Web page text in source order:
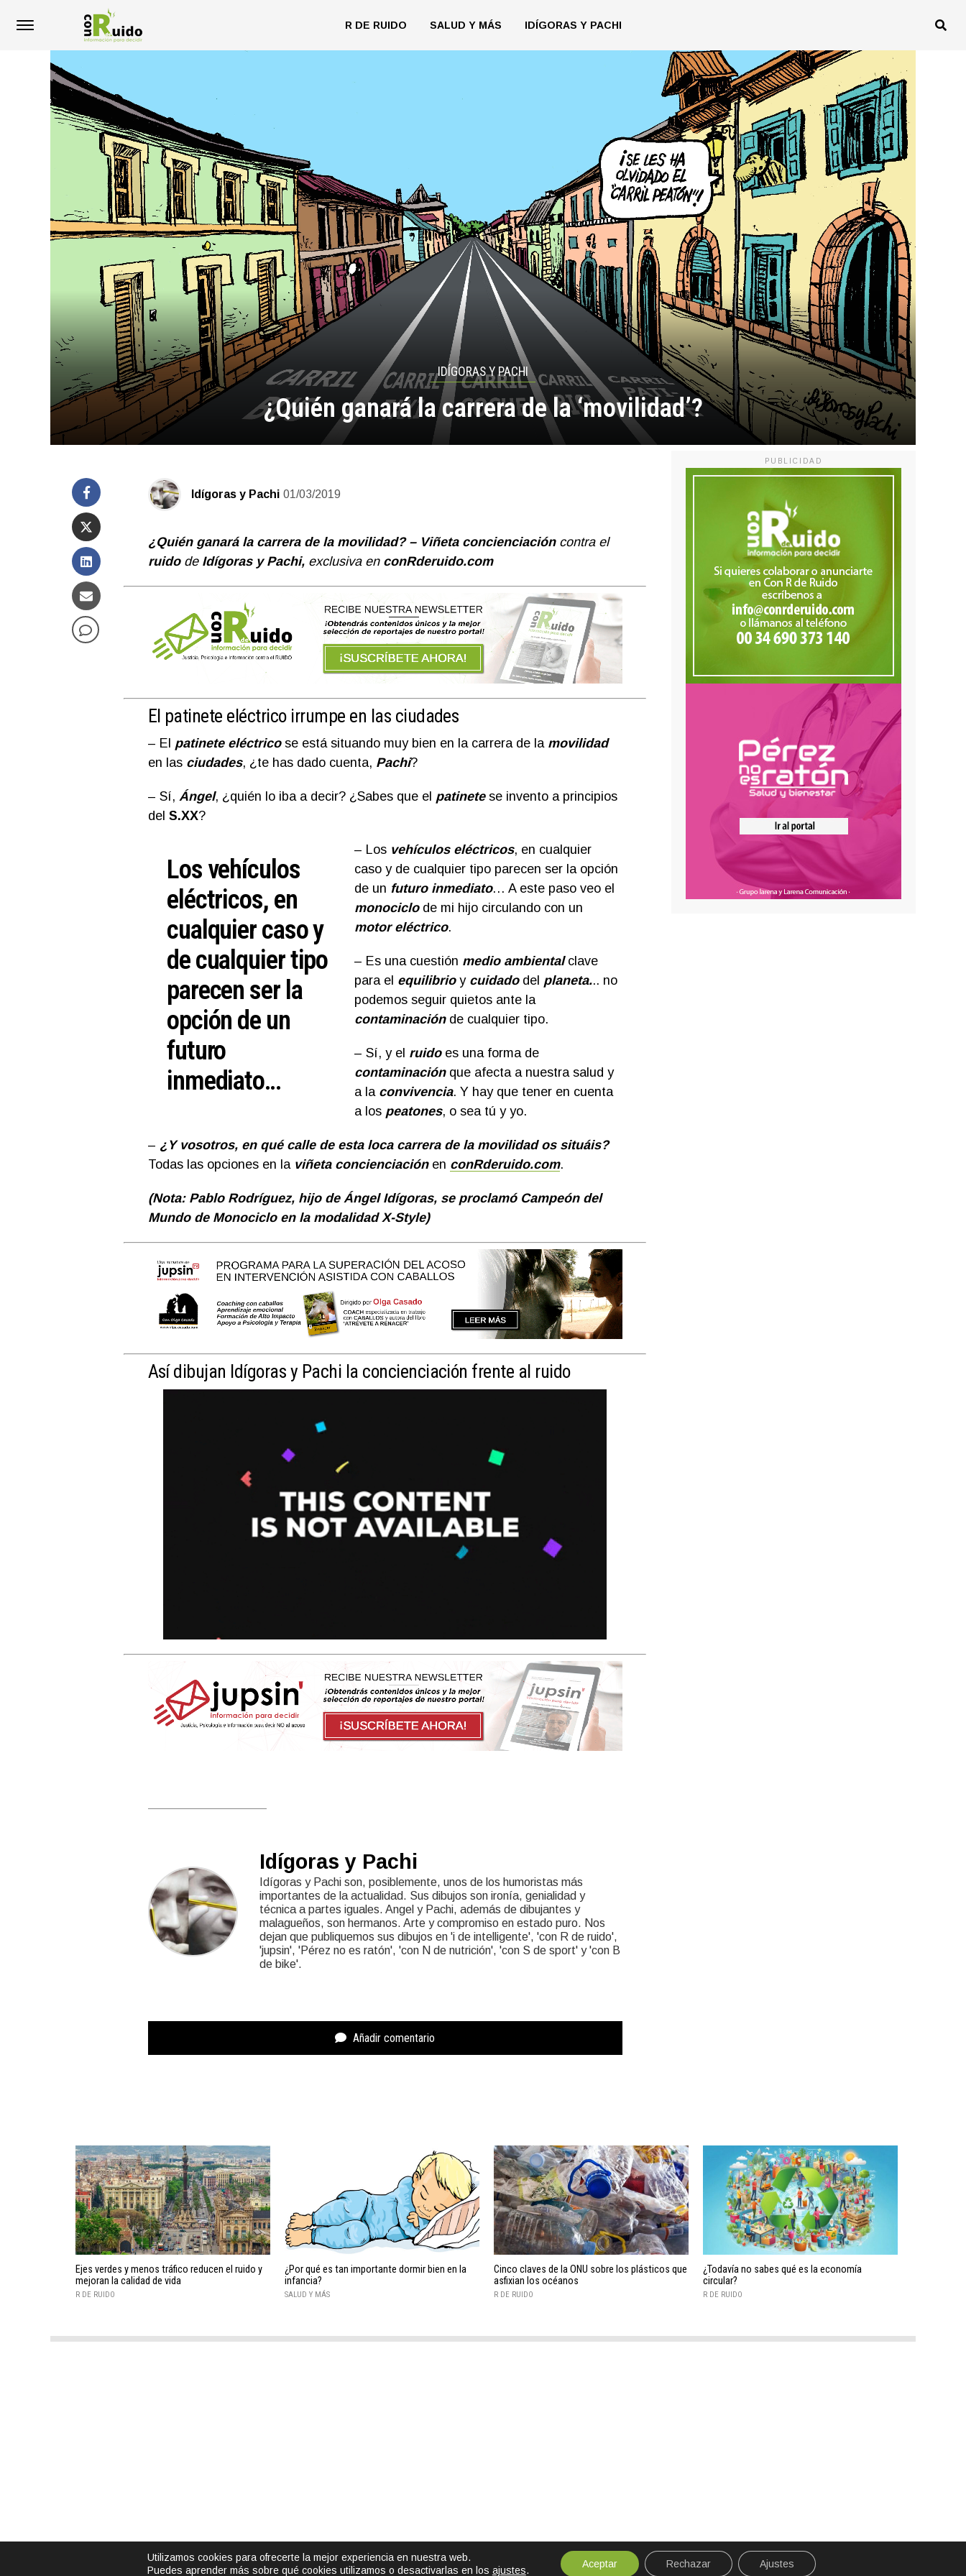
R DE RUIDO SALUD Y MÁS IDÍGORAS Y PACHI
IDÍGORAS Y PACHI
¿Quién ganará la carrera de la ‘movilidad’?
Idígoras y Pachi 01/03/2019
¿Quién ganará la carrera de la movilidad? – Viñeta concienciación contra el
ruido de Idígoras y Pachi, exclusiva enconRderuido.com
El patinete eléctrico irrumpe en las ciudades
– El patinete eléctricose está situando muy bien en la carrera de la movilidad
en las ciudades, ¿te has dado cuenta, Pachi?
– Sí, Ángel, ¿quién lo iba a decir? ¿Sabes que el patinetese invento a principios
del S.XX?
Los vehículos
eléctricos, en
cualquier caso y
de cualquier tipo
parecen ser la
opción de un
futuro
inmediato…
– Los vehículos eléctricos, en cualquier
caso y de cualquier tipo parecen ser la opción
de un futuro inmediato… A este paso veo el
monociclode mi hijo circulando con un
motor eléctrico.
– Es una cuestión medio ambientalclave
para el equilibrioy cuidadodel planeta... no
podemos seguir quietos ante la
contaminación de cualquier tipo.
– Sí, y el ruidoes una forma de
contaminaciónque afecta a nuestra salud y
a la convivencia. Y hay que tener en cuenta
a los peatones, o sea tú y yo.
– ¿Y vosotros, en qué calle de esta loca carrera de la movilidad os situáis?
Todas las opciones en la viñeta concienciaciónen conRderuido.com.
(Nota: Pablo Rodríguez, hijo de Ángel Idígoras, se proclamó Campeón del
Mundo de Monociclo en la modalidad X-Style)
Así dibujan Idígoras y Pachi la concienciación frente al ruido
Idígoras y Pachi
Idígoras y Pachi son, posiblemente, unos de los humoristas más
importantes de la actualidad. Sus dibujos son ironía, genialidad y
técnica a partes iguales. Angel y Pachi, además de dibujantes y
malagueños, son hermanos. Arte y compromiso en estado puro. Nos
dejan que publiquemos sus dibujos en 'i de intelligente', 'con R de ruido',
'jupsin', 'Pérez no es ratón', 'con N de nutrición', 'con S de sport' y 'con B
de bike'.
Añadir comentario
PUBLICIDAD
Ejes verdes y menos tráfico reducen el ruido y
mejoran la calidad de vida
R DE RUIDO
¿Por qué es tan importante dormir bien en la
infancia?
SALUD Y MÁS
Cinco claves de la ONU sobre los plásticos que
asfixian los océanos
R DE RUIDO
¿Todavía no sabes qué es la economía
circular?
R DE RUIDO
Utilizamos cookies para ofrecerte la mejor experiencia en nuestra web.
Puedes aprender más sobre qué cookies utilizamos o desactivarlas en los ajustes.
Aceptar Rechazar Ajustes